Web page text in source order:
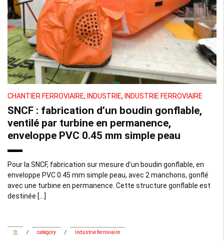
CHANTIER FERROVIAIRE, INDUSTRIE, INDUSTRIE FERROVIAIRE
SNCF : fabrication d’un boudin gonflable,
ventilé par turbine en permanence,
enveloppe PVC 0.45 mm simple peau
Pour la SNCF, fabrication sur mesure d’un boudin gonflable, en
enveloppe PVC 0.45 mm simple peau, avec 2 manchons, gonflé
avec une turbine en permanence. Cette structure gonflable est
destinée […]
/ category / Industrie ferroviaire